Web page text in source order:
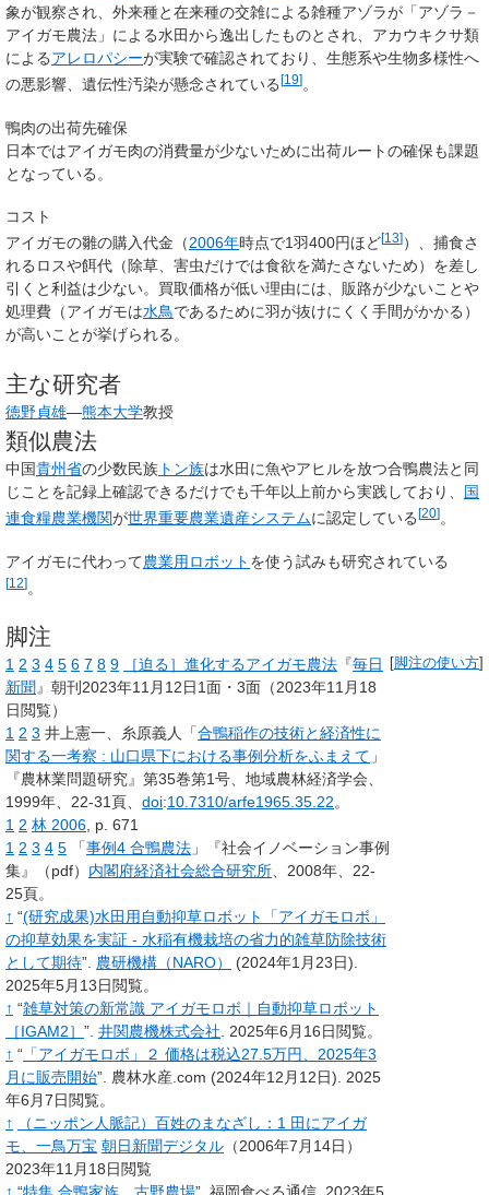
象が観察され、外来種と在来種の交雑による雑種アゾラが「アゾラ－
アイガモ農法」による水田から逸出したものとされ、アカウキクサ類
によるアレロパシーが実験で確認されており、生態系や生物多様性へ
の悪影響、遺伝性汚染が懸念されている [19] 。
鴨肉の出荷先確保
日本ではアイガモ肉の消費量が少ないために出荷ルートの確保も課題
となっている。
コスト
アイガモの雛の購入代金（2006年時点で1羽400円ほど[13] ）、捕食さ
れるロスや餌代（除草、害虫だけでは食欲を満たさないため）を差し
引くと利益は少ない。買取価格が低い理由には、販路が少ないことや
処理費（アイガモは水鳥であるために羽が抜けにくく手間がかかる）
が高いことが挙げられる。
主な研究者
徳野貞雄―熊本大学教授
類似農法
中国貴州省の少数民族 トン族は水田に魚やアヒルを放つ合鴨農法と同
じことを記録上確認できるだけでも千年以上前から実践しており、 国
連食糧農業機関が世界重要農業遺産システムに認定している[20]。
アイガモに代わって農業用ロボット を使う試みも研究されている
[12]。
脚注
脚注の使い方
1 2 3 4 5 6 7 8 9 ［迫る］進化するアイガモ農法 『毎日
新聞 』朝刊2023年11月12日1面・3面（2023年11月18
日閲覧）
1 2 3 井上憲一、糸原義人「合鴨稲作の技術と経済性に
関する一考察 : 山口県下における事例分析をふまえて 」
『農林業問題研究』第35巻第1号、地域農林経済学会、
1999年、22-31頁、 doi:10.7310/arfe1965.35.22。
1 2 林 2006 , p. 671
1 2 3 4 5 「事例4 合鴨農法 」『社会イノベーション事例
集』（pdf） 内閣府経済社会総合研究所 、2008年、22-
25頁。
↑ “(研究成果)水田用自動抑草ロボット「アイガモロボ」
の抑草効果を実証 - 水稲有機栽培の省力的雑草防除技術
として期待”. 農研機構（NARO）
(2024年1月23日).
2025年5月13日閲覧。
↑ “雑草対策の新常識 アイガモロボ｜自動抑草ロボット
［IGAM2］ ”. 井関農機株式会社
2025年6月16日閲覧。
↑ “ 「アイガモロボ」２ 価格は税込27.5万円、2025年3
月に販売開始”. 農林水産.com (2024年12月12日).
2025
年6月7日閲覧。
↑
（ニッポン人脈記）百姓のまなざし：1 田にアイガ
モ、一鳥万宝 朝日新聞デジタル （2006年7月14日）
2023年11月18日閲覧